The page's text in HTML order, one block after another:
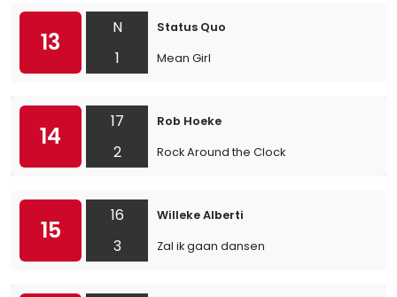
13
N
1
Status Quo
Mean Girl
14
17
2
Rob Hoeke
Rock Around the Clock
15
16
3
Willeke Alberti
Zal ik gaan dansen